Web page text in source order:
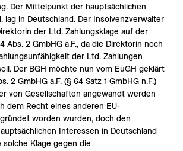
Der Mittelpunkt der hauptsächlichen
lag in Deutschland. Der Insolvenzverwalter
der Ltd. Zahlungsklage auf der
Abs. 2 GmbHG a.F., da die Direktorin noch
der Ltd. Zahlungen
Der BGH möchte nun vom EuGH geklärt
2 GmbHG a.F. (§ 64 Satz 1 GmbHG n.F.)
von Gesellschaften angewandt werden
dem Recht eines anderen EU-
worden wurden, doch den
Interessen in Deutschland
Klage gegen die